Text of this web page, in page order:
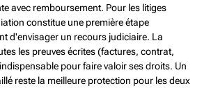
avec remboursement. Pour les litiges
constitue une première étape
d'envisager un recours judiciaire. La
les preuves écrites (factures, contrat,
pour faire valoir ses droits. Un
reste la meilleure protection pour les deux